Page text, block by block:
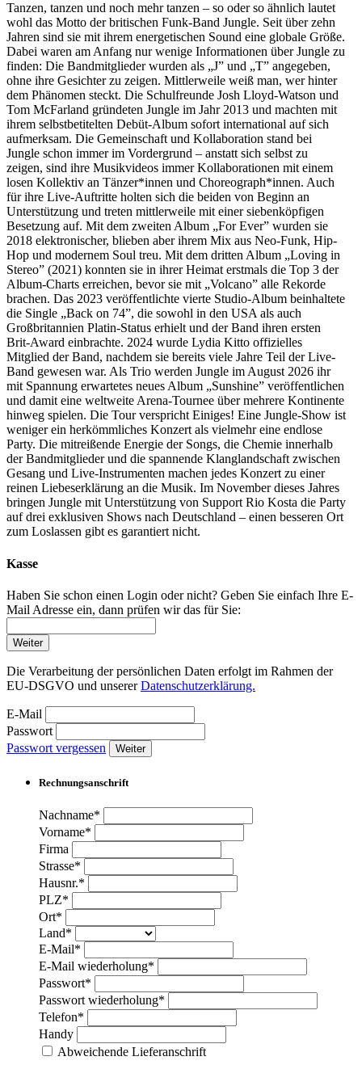
Tanzen, tanzen und noch mehr tanzen – so oder so ähnlich lautet
wohl das Motto der britischen Funk-Band Jungle. Seit über zehn
Jahren sind sie mit ihrem energetischen Sound eine globale Größe.
Dabei waren am Anfang nur wenige Informationen über Jungle zu
finden: Die Bandmitglieder wurden als „J” und „T” angegeben,
ohne ihre Gesichter zu zeigen. Mittlerweile weiß man, wer hinter
dem Phänomen steckt. Die Schulfreunde Josh Lloyd-Watson und
Tom McFarland gründeten Jungle im Jahr 2013 und machten mit
ihrem selbstbetitelten Debüt-Album sofort international auf sich
aufmerksam. Die Gemeinschaft und Kollaboration stand bei
Jungle schon immer im Vordergrund – anstatt sich selbst zu
zeigen, sind ihre Musikvideos immer Kollaborationen mit einem
losen Kollektiv an Tänzer*innen und Choreograph*innen. Auch
für ihre Live-Auftritte holten sich die beiden von Beginn an
Unterstützung und treten mittlerweile mit einer siebenköpfigen
Besetzung auf. Mit dem zweiten Album „For Ever” wurden sie
2018 elektronischer, blieben aber ihrem Mix aus Neo-Funk, Hip-
Hop und modernem Soul treu. Mit dem dritten Album „Loving in
Stereo” (2021) konnten sie in ihrer Heimat erstmals die Top 3 der
Album-Charts erreichen, bevor sie mit „Volcano” alle Rekorde
brachen. Das 2023 veröffentlichte vierte Studio-Album beinhaltete
die Single „Back on 74”, die sowohl in den USA als auch
Großbritannien Platin-Status erhielt und der Band ihren ersten
Brit-Award einbrachte. 2024 wurde Lydia Kitto offizielles
Mitglied der Band, nachdem sie bereits viele Jahre Teil der Live-
Band gewesen war. Als Trio werden Jungle im August 2026 ihr
mit Spannung erwartetes neues Album „Sunshine” veröffentlichen
und damit eine weltweite Arena-Tournee über mehrere Kontinente
hinweg spielen. Die Tour verspricht Einiges! Eine Jungle-Show ist
weniger ein herkömmliches Konzert als vielmehr eine endlose
Party. Die mitreißende Energie der Songs, die Chemie innerhalb
der Bandmitglieder und die spannende Klanglandschaft zwischen
Gesang und Live-Instrumenten machen jedes Konzert zu einer
reinen Liebeserklärung an die Musik. Im November dieses Jahres
bringen Jungle mit Unterstützung von Support Rio Kosta die Party
auf drei exklusiven Shows nach Deutschland – einen besseren Ort
zum Loslassen gibt es garantiert nicht.
Kasse
Haben Sie schon einen Login oder nicht? Geben Sie einfach Ihre E-
Mail Adresse ein, dann prüfen wir das für Sie:
Weiter
Die Verarbeitung der persönlichen Daten erfolgt im Rahmen der
EU-DSGVO und unsererDatenschutzerklärung.
E-Mail
Passwort
Passwort vergessen
Weiter
Rechnungsanschrift
Nachname*
Vorname*
Firma
Strasse*
Hausnr.*
PLZ*
Ort*
Land*
E-Mail*
E-Mail wiederholung*
Passwort*
Passwort wiederholung*
Telefon*
Handy
Abweichende Lieferanschrift